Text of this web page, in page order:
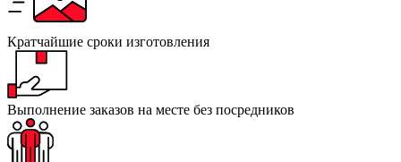
Кратчайшие сроки изготовления
Выполнение заказов на месте без посредников